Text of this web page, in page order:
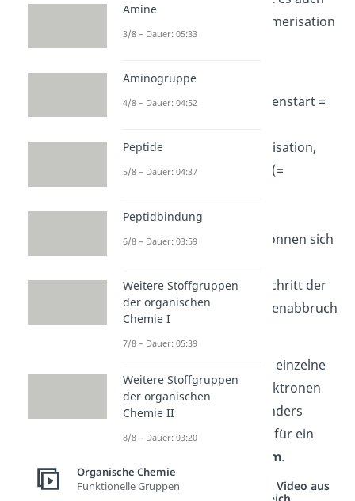
bei der radikalischen Polymerisation
4 Teilschritte:
Initiation
Polymerisation (= Kettenstart =
Propagation
: Polymerisation,
also Kettenwachstum (=
Kettenübertragung:
entstandene Ketten können sich
Termination: letzter Schritt der
Polymerisation (= Kettenabbruch
Radikale sind Teilchen, die einzelne
und damit ungepaarte Elektronen
besitzen. Diese sind besonders
reaktivund sorgen damit für ein
Kettenwachstum.
Studyflix vernetzt: Hier ein Video aus
Amine
3/8 – Dauer: 05:33
Aminogruppe
4/8 – Dauer: 04:52
Peptide
5/8 – Dauer: 04:37
Peptidbindung
6/8 – Dauer: 03:59
Weitere Stoffgruppen
der organischen
Chemie I
7/8 – Dauer: 05:39
Weitere Stoffgruppen
der organischen
Chemie II
8/8 – Dauer: 03:20
Organische Chemie
Funktionelle Gruppen